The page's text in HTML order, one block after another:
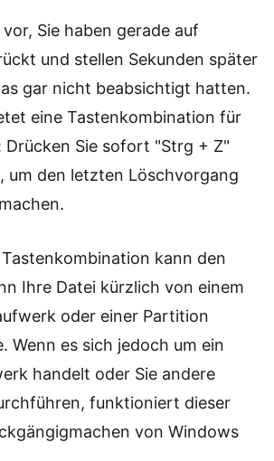
Sie haben gerade auf
und stellen Sekunden später
gar nicht beabsichtigt hatten.
eine Tastenkombination für
Drücken Sie sofort "Strg + Z"
um den letzten Löschvorgang
kann den
Ihre Datei kürzlich von einem
oder einer Partition
Wenn es sich jedoch um ein
handelt oder Sie andere
funktioniert dieser
von Windows